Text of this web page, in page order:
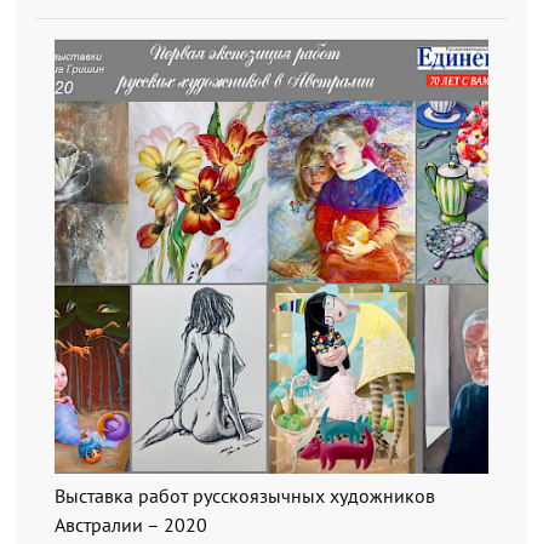
Выставка работ русскоязычных художников
Австралии – 2020